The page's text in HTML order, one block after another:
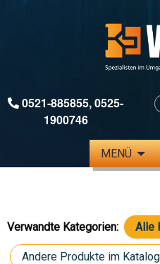
0521-885855,0525-
1900746
MENÜ
Verwandte Kategorien: Alle
Andere Produkte im Katalog